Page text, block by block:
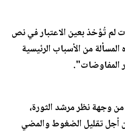
تُؤخذ بعين الاعتبار في نص
من الأسباب الرئيسية
المفاوضات".
وجهة نظر مرشد الثورة،
أجل تقليل الضغوط والمضي